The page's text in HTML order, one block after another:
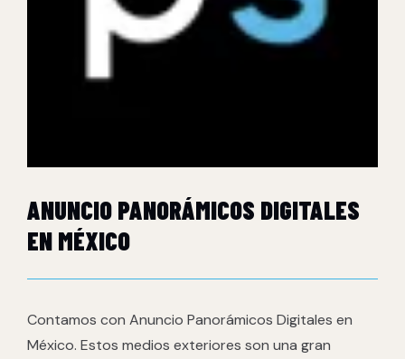
ANUNCIO PANORÁMICOS DIGITALES
EN MÉXICO
Contamos con Anuncio Panorámicos Digitales en
México. Estos medios exteriores son una gran